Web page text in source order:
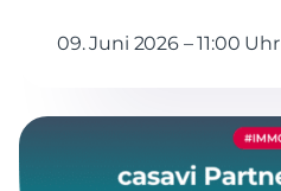
09. Juni 2026 – 11:00 Uhr